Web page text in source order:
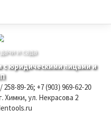
и сада
юридическими лицами и
258-89-26; +7 (903) 969-62-20
Химки, ул. Некрасова 2